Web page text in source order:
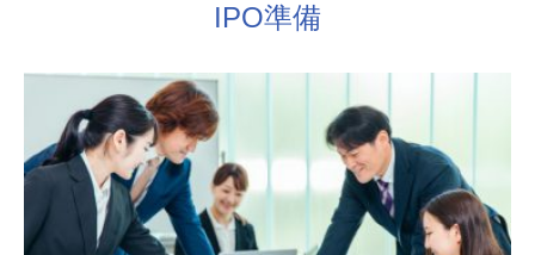
IPO準備